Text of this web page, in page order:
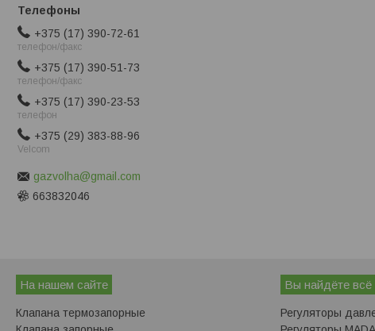
+375 (17) 390-72-61
телефон/факс
+375 (17) 390-51-73
телефон/факс
+375 (17) 390-23-53
телефон
+375 (29) 383-88-96
Velcom
gazvolha@gmail.com
663832046
На нашем сайте
Клапана термозапорные
Вы найдёте всё
Регуляторы